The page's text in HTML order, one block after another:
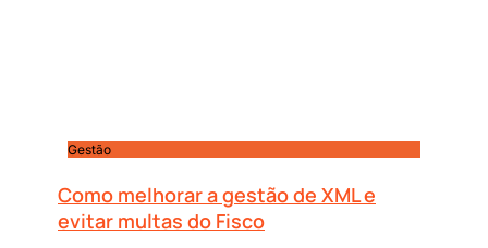
Gestão
Como melhorar a gestão de XML e
evitar multas do Fisco